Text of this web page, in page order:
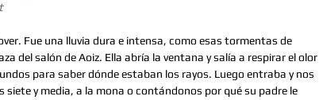
Fue una lluvia dura e intensa, como esas tormentas de
del salón de Aoiz. Ella abría la ventana y salía a respirar el olor
para saber dónde estaban los rayos. Luego entraba y nos
y media, a la mona o contándonos por qué su padre le